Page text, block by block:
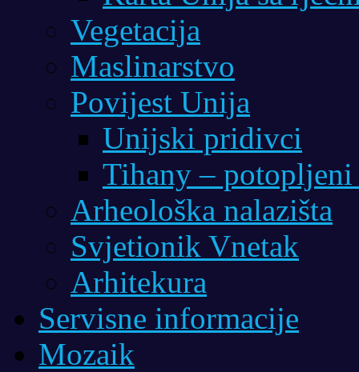
Vegetacija
Maslinarstvo
Povijest Unija
Unijski pridivci
Tihany –
Arheološka nalazišta
Svjetionik Vnetak
Arhitekura
Servisne informacije
Mozaik